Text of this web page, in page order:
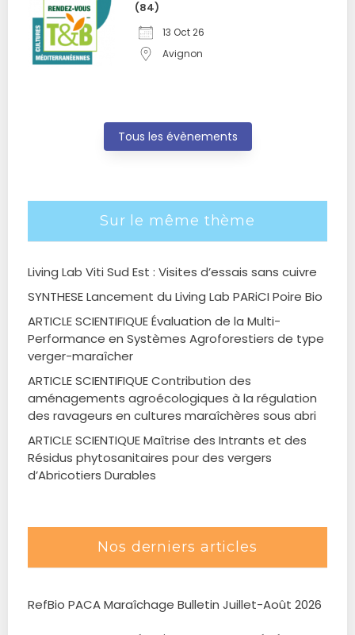
(84)
13 Oct 26
Avignon
Tous les évènements
Sur le même thème
Living Lab Viti Sud Est : Visites d’essais sans cuivre
SYNTHESE Lancement du Living Lab PARiCI Poire Bio
ARTICLE SCIENTIFIQUE Évaluation de la Multi-
Performance en Systèmes Agroforestiers de type
verger-maraîcher
ARTICLE SCIENTIFIQUE Contribution des
aménagements agroécologiques à la régulation
des ravageurs en cultures maraîchères sous abri
ARTICLE SCIENTIQUE Maîtrise des Intrants et des
Résidus phytosanitaires pour des vergers
d’Abricotiers Durables
Nos derniers articles
RefBio PACA Maraîchage Bulletin Juillet-Août 2026